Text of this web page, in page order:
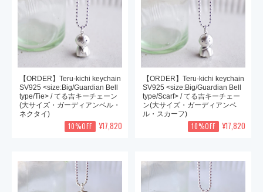
【ORDER】Teru-kichi keychain
SV925 <size:Big/Guardian Bell
type/Tie> / てる吉キーチェーン
(大サイズ・ガーディアンベル・
ネクタイ)
10%OFF ¥17,820
【ORDER】Teru-kichi keychain
SV925 <size:Big/Guardian Bell
type/Scarf> / てる吉キーチェー
ン(大サイズ・ガーディアンベ
ル・スカーフ)
10%OFF ¥17,820